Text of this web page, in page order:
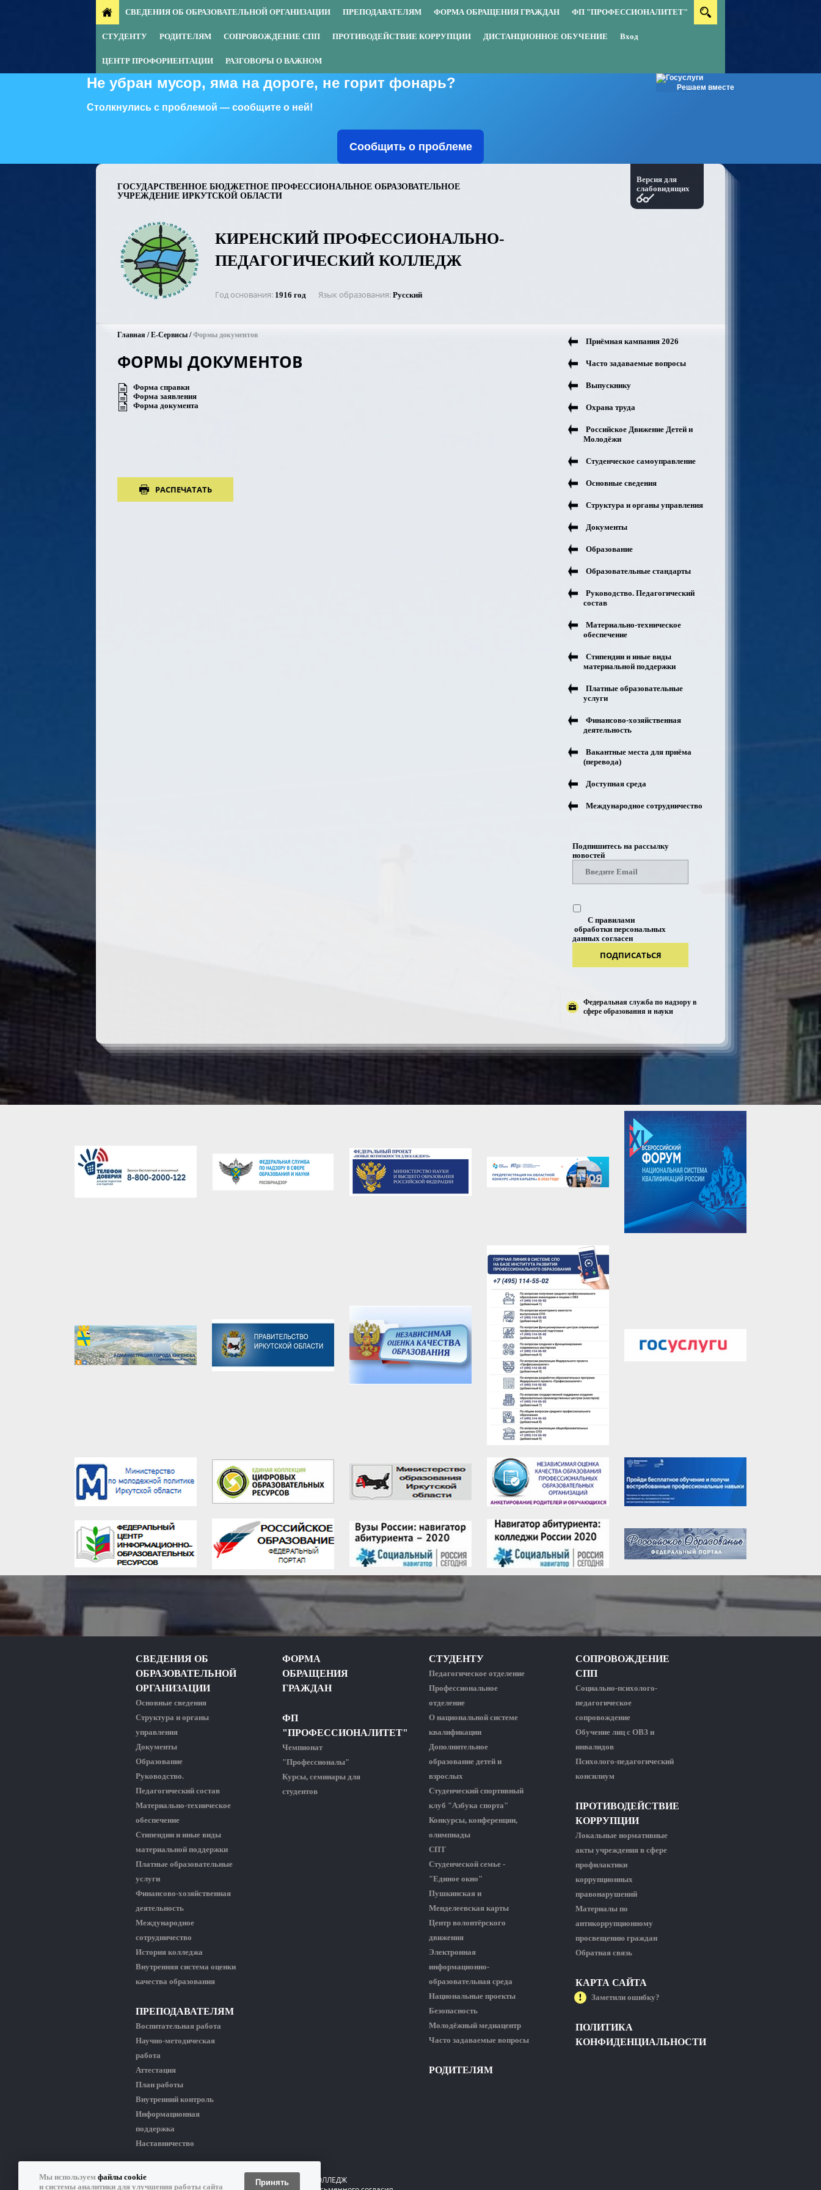
Решаем вместе
Не убран мусор, яма на дороге, не горит фонарь?
Столкнулись с проблемой — сообщите о ней!
Сообщить о проблеме
СВЕДЕНИЯ ОБ ОБРАЗОВАТЕЛЬНОЙ ОРГАНИЗАЦИИ ПРЕПОДАВАТЕЛЯМ ФОРМА ОБРАЩЕНИЯ ГРАЖДАН ФП "ПРОФЕССИОНАЛИТЕТ"
СТУДЕНТУ РОДИТЕЛЯМ СОПРОВОЖДЕНИЕ СПП ПРОТИВОДЕЙСТВИЕ КОРРУПЦИИ ДИСТАНЦИОННОЕ ОБУЧЕНИЕ
ЦЕНТР ПРОФОРИЕНТАЦИИ РАЗГОВОРЫ О ВАЖНОМ
Вход
ГОСУДАРСТВЕННОЕ БЮДЖЕТНОЕ ПРОФЕССИОНАЛЬНОЕ ОБРАЗОВАТЕЛЬНОЕ
УЧРЕЖДЕНИЕ ИРКУТСКОЙ ОБЛАСТИ
КИРЕНСКИЙ ПРОФЕССИОНАЛЬНО-
ПЕДАГОГИЧЕСКИЙ КОЛЛЕДЖ
Год основания 1916 год Язык образования Русский
Версия для
слабовидящих
Главная Е-Сервисы Формы документов
ФОРМЫ ДОКУМЕНТОВ
Форма справки
Форма заявления
Форма документа
РАСПЕЧАТАТЬ
Приёмная кампания 2026
Часто задаваемые вопросы
Выпускнику
Охрана труда
Российское Движение Детей и
Молодёжи
Студенческое самоуправление
Основные сведения
Структура и органы управления
Документы
Образование
Образовательные стандарты
Руководство. Педагогический
состав
Материально-техническое
обеспечение
Стипендии и иные виды
материальной поддержки
Платные образовательные
услуги
Финансово-хозяйственная
деятельность
Вакантные места для приёма
(перевода)
Доступная среда
Международное сотрудничество
Подпишитесь на рассылку
новостей
С правилами
обработки персональных
данных согласен
ПОДПИСАТЬСЯ
Федеральная служба по надзору в
сфере образования и науки
СВЕДЕНИЯ ОБ
ОБРАЗОВАТЕЛЬНОЙ
ОРГАНИЗАЦИИ
Основные сведения
Структура и органы
управления
Документы
Образование
Руководство.
Педагогический состав
Материально-техническое
обеспечение
Стипендии и иные виды
материальной поддержки
Платные образовательные
услуги
Финансово-хозяйственная
деятельность
Международное
сотрудничество
История колледжа
Внутренняя система оценки
качества образования
ПРЕПОДАВАТЕЛЯМ
Воспитательная работа
Научно-методическая
работа
Аттестация
План работы
Внутренний контроль
Информационная
поддержка
Наставничество
ФОРМА
ОБРАЩЕНИЯ
ГРАЖДАН
ФП
"ПРОФЕССИОНАЛИТЕТ"
Чемпионат
"Профессионалы"
Курсы, семинары для
студентов
СТУДЕНТУ
Педагогическое отделение
Профессиональное
отделение
О национальной системе
квалификации
Дополнительное
образование детей и
взрослых
Студенческий спортивный
клуб "Азбука спорта"
Конкурсы, конференции,
олимпиады
СПТ
Студенческой семье -
"Единое окно"
Пушкинская и
Менделеевская карты
Центр волонтёрского
движения
Электронная
информационно-
образовательная среда
Национальные проекты
Безопасность
Молодёжный медиацентр
Часто задаваемые вопросы
РОДИТЕЛЯМ
СОПРОВОЖДЕНИЕ
СПП
Социально-психолого-
педагогическое
сопровождение
Обучение лиц с ОВЗ и
инвалидов
Психолого-педагогический
консилиум
ПРОТИВОДЕЙСТВИЕ
КОРРУПЦИИ
Локальные нормативные
акты учреждения в сфере
профилактики
коррупционных
правонарушений
Материалы по
антикоррупционному
просвещению граждан
Обратная связь
КАРТА САЙТА
Заметили ошибку?
ПОЛИТИКА
КОНФИДЕНЦИАЛЬНОСТИ
КИРЕНСКИЙ ПРОФЕССИОНАЛЬНО-ПЕДАГОГИЧЕСКИЙ КОЛЛЕДЖ
Мы используем файлы cookie
и системы аналитики для улучшения работы сайта
Принять